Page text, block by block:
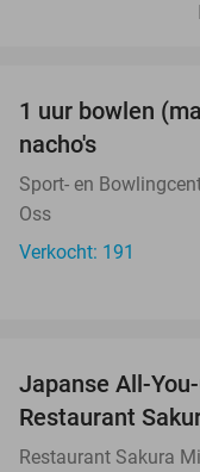
1 uur bowlen
nacho's
Sport- en
Oss
Verkocht: 191
Japanse All-
Restaurant
Restaurant Sakura